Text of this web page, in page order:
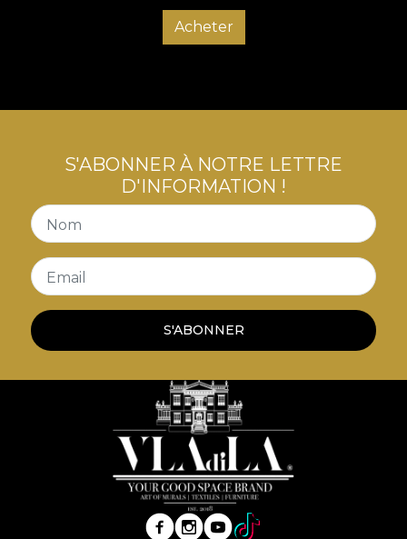
Acheter
S'ABONNER À NOTRE LETTRE
D'INFORMATION !
Nom
Email
S'ABONNER